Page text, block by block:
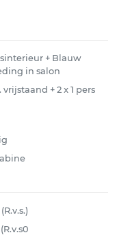
+ Blauw
in salon
vrijstaand + 2 x 1 pers